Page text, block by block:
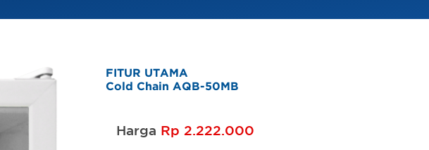
FITUR UTAMA
Cold Chain AQB-50MB
Harga Rp 2.222.000